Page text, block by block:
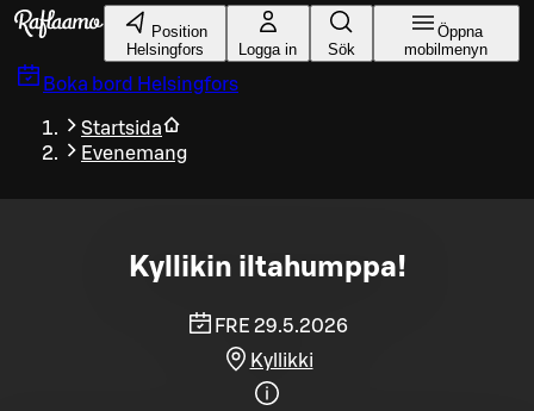
Gå till huvudinnehållet
Position
Helsingfors
Logga in Sök
Öppna
mobilmenyn
Boka bord Helsingfors
Startsida
Evenemang
Kyllikin iltahumppa!
FRE 29.5.2026
Kyllikki